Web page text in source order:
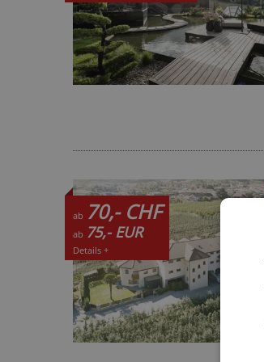
ab 70,- CHF
ab 75,- EUR
Details +